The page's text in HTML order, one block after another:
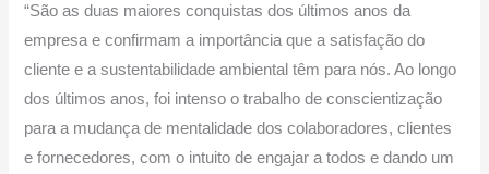
“São as duas maiores conquistas dos últimos anos da
empresa e confirmam a importância que a satisfação do
cliente e a sustentabilidade ambiental têm para nós. Ao longo
dos últimos anos, foi intenso o trabalho de conscientização
para a mudança de mentalidade dos colaboradores, clientes
e fornecedores, com o intuito de engajar a todos e dando um